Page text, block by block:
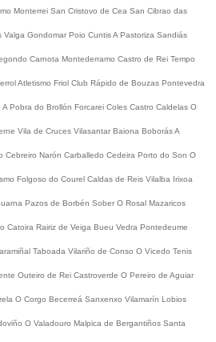
Monterrei San Cristovo de Cea San Cibrao das
Valga Gondomar Poio CuntisA Pastoriza Sandiás
Carnota Montederramo Castro de Rei Tempo
Atletismo Friol Club Rápido de Bouzas Pontevedra
A Pobra do Brollón Forcarei Coles Castro Caldelas O
Vila de Cruces Vilasantar Baiona BoborásA
Cebreiro Narón Carballedo Cedeira Porto do Son O
Folgoso do Courel Caldas de Reis Vilalba Irixoa
Pazos de Borbén Sober O Rosal Mazaricos
Catoira Rairiz de Veiga Bueu Vedra Pontedeume
Taboada Vilariño de Conso O Vicedo Tenis
Outeiro de Rei Castroverde O Pereiro de Aguiar
O Corgo Becerreá Sanxenxo Vilamarín Lobios
O Valadouro Malpica de Bergantiños Santa